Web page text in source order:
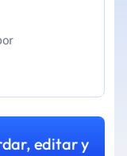
editar y